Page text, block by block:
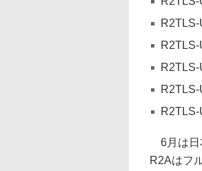
6月は日
R2Aはフ